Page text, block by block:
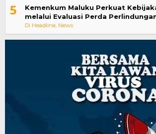
5
Kemenkum Maluku Perkuat
melalui Evaluasi Perda
Di Headline, News